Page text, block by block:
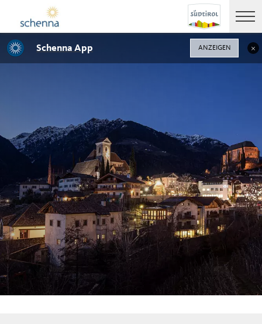
Schenna App ANZEIGEN